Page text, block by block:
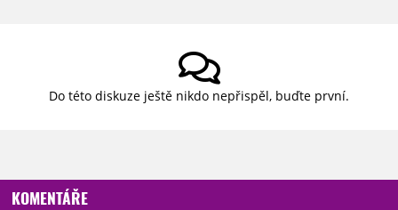
Do této diskuze ještě nikdo nepřispěl, buďte první.
KOMENTÁŘE